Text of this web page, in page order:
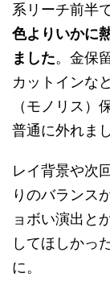
系リーチ前半
色よりいかに
ました。金保
カットインな
（モノリス
普通に外れま
レイ背景や次
りのバランス
ョボい演出と
してほしかっ
に。